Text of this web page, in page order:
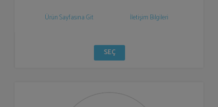
Ürün Sayfasına Git İletişim Bilgileri
SEÇ